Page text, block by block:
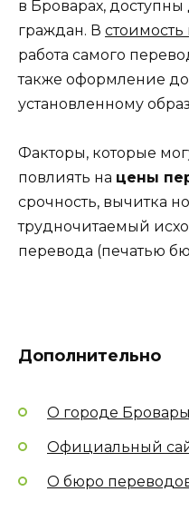
в Броварах, доступны
граждан. В
работа самого
также оформление
установленному
Факторы, которые
повлиять на цены
срочность, вычитка
трудночитаемый
перевода (печатью
Дополнительно
О городе Бровары
Официальный
О бюро